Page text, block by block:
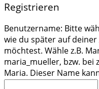
Registrieren
Benutzername: Bitte
wie du später auf
möchtest. Wähle z.B.
maria_mueller, bzw. bei
Maria. Dieser Name